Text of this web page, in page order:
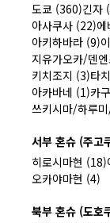
도쿄 (360)긴자
아사쿠사 (22)
아키하바라 (9)
지유가오카/덴
키치조지 (3)타
아카바네 (1)카
쓰키시마/하루
서부 혼슈 (주고
히로시마현 (18)
오카야마현 (4)
북부 혼슈 (도호